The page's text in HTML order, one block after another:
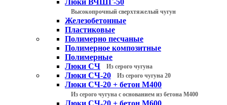
Люки ВЧШГ-50
Высокопрочный сверхтяжелый чугун
Железобетонные
Пластиковые
Полимерно песчаные
Полимерное композитные
Полимерные
Люки СЧ
Из серого чугуна
Люки СЧ-20 Из серого чугуна 20
Люки СЧ-20 + бетон М400
Из серого чугуна с основанием из бетона М400
Люки СЧ-20 + бетон М600